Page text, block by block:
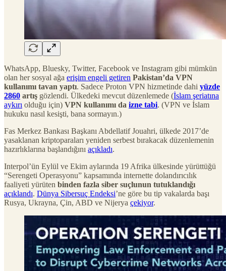
WhatsApp, Bluesky, Twitter, Facebook ve Instagram gibi mümkün
olan her sosyal ağa erişim engeli getiren Pakistan’da VPN
kullanımı tavan yaptı. Sadece Proton VPN hizmetinde dahi yüzde
2860 artış gözlendi. Ülkedeki mevcut düzenlemede (İslam şeriatına
aykırı olduğu için) VPN kullanımı da izne tabi. (VPN ve İslam
hukuku nasıl kesişti, bana sormayın.)
Fas Merkez Bankası Başkanı Abdellatif Jouahri, ülkede 2017’de
yasaklanan kriptoparaları yeniden serbest bırakacak düzenlemenin
hazırlıklarına başlandığını açıkladı.
Interpol’ün Eylül ve Ekim aylarında 19 Afrika ülkesinde yürüttüğü
“Serengeti Operasyonu” kapsamında internette dolandırıcılık
faaliyeti yürüten binden fazla siber suçlunun tutuklandığı
açıklandı. Dünya Sibersuç Endeksi’ne göre bu tip vakalarda başı
Rusya, Ukrayna, Çin, ABD ve Nijerya çekiyor.